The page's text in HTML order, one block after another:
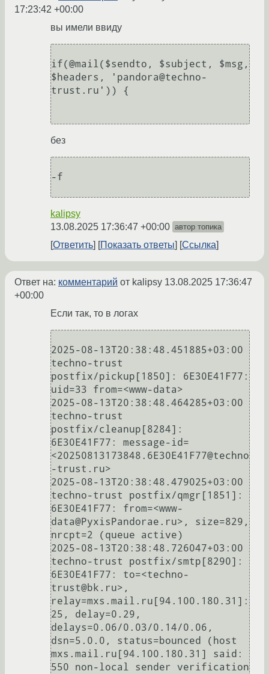
17:23:42 +00:00
вы имели ввиду
if(@mail($sendto, $subject, $msg,
$headers, 'pandora@techno-
trust.ru')) {
без
-f
kalipsy
13.08.2025 17:36:47 +00:00 автор топика
Ответить Показать ответы Ссылка
Ответ на: комментарий от kalipsy 13.08.2025 17:36:47
+00:00
Если так, то в логах
2025-08-13T20:38:48.451885+03:00
techno-trust
postfix/pickup[1850]: 6E30E41F77:
uid=33 from=<www-data>
2025-08-13T20:38:48.464285+03:00
techno-trust
postfix/cleanup[8284]:
6E30E41F77: message-id=
<20250813173848.6E30E41F77@techno
-trust.ru>
2025-08-13T20:38:48.479025+03:00
techno-trust postfix/qmgr[1851]:
6E30E41F77: from=<www-
data@PyxisPandorae.ru>, size=829,
nrcpt=2 (queue active)
2025-08-13T20:38:48.726047+03:00
techno-trust postfix/smtp[8290]:
6E30E41F77: to=<techno-
trust@bk.ru>,
relay=mxs.mail.ru[94.100.180.31]:
25, delay=0.29,
delays=0.06/0.03/0.14/0.06,
dsn=5.0.0, status=bounced (host
mxs.mail.ru[94.100.180.31] said:
550 non-local sender verification